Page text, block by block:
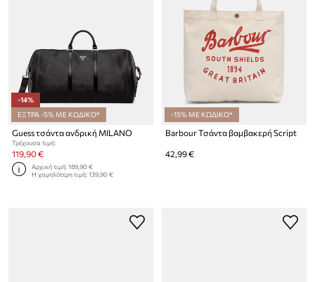
-14%
ΕΞΤΡΑ -5% ΜΕ ΚΩΔΙΚΟ*
Guess τσάντα ανδρική MILANO
Τρέχουσα τιμή:
119,90 €
Αρχική τιμή:189,90 €
Η χαμηλότερη τιμή:139,90 €
-15% ΜΕ ΚΩΔΙΚΟ*
Barbour Τσάντα βαμβακερή Script
42,99 €